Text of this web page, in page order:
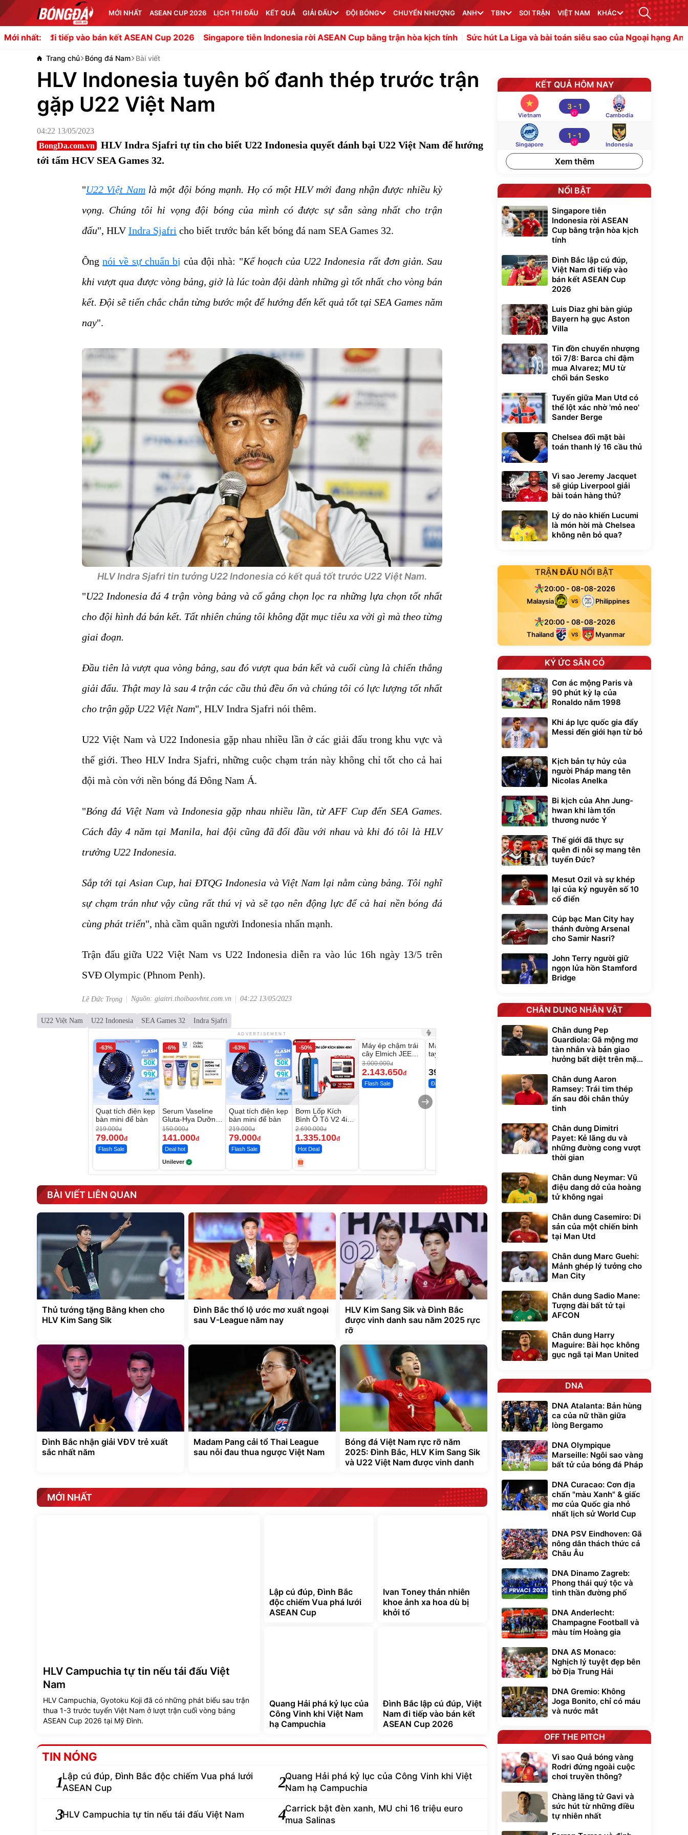
MỚI NHẤT ASEAN CUP 2026 LỊCH THI ĐẤU KẾT QUẢ GIẢI ĐẤU ĐỘI BÓNG CHUYỂN NHƯỢNG ANH TBN SOI TRẬN VIỆT NAM KHÁC
Mới nhất:
tiếp vào bán kết ASEAN Cup 2026 Singapore tiễn Indonesia rời ASEAN Cup bằng trận hòa kịch tính Sức hút La Liga và bài toán siêu sao của Ngoại hạng Anh Hụt
Trang chủ Bóng đá Nam Bài viết
HLV Indonesia tuyên bố đanh thép trước trận
gặp U22 Việt Nam
04:22 13/05/2023
BongDa.com.vn
HLV Indra Sjafri tự tin cho biết U22 Indonesia quyết đánh bại U22 Việt Nam để hướng
tới tấm HCV SEA Games 32.
"U22 Việt Namlà một đội bóng mạnh. Họ có một HLV mới đang nhận được nhiều kỳ
vọng. Chúng tôi hi vọng đội bóng của mình có được sự sẵn sàng nhất cho trận
đấu", HLVIndra Sjafri cho biết trước bán kết bóng đá nam SEA Games 32.
Ôngnói về sự chuẩn bị của đội nhà: "Kế hoạch của U22 Indonesia rất đơn giản. Sau
khi vượt qua được vòng bảng, giờ là lúc toàn đội dành những gì tốt nhất cho vòng bán
kết. Đội sẽ tiến chắc chắn từng bước một để hướng đến kết quả tốt tại SEA Games năm
nay".
HLV Indra Sjafri tin tưởng U22 Indonesia có kết quả tốt trước U22 Việt Nam.
"U22 Indonesia đá 4 trận vòng bảng và cố gắng chọn lọc ra những lựa chọn tốt nhất
cho đội hình đá bán kết. Tất nhiên chúng tôi không đặt mục tiêu xa vời gì mà theo từng
giai đoạn.
Đầu tiên là vượt qua vòng bảng, sau đó vượt qua bán kết và cuối cùng là chiến thắng
giải đấu. Thật may là sau 4 trận các cầu thủ đều ổn và chúng tôi có lực lượng tốt nhất
cho trận gặp U22 Việt Nam", HLV Indra Sjafri nói thêm.
U22 Việt Nam và U22 Indonesia gặp nhau nhiều lần ở các giải đấu trong khu vực và
thế giới. Theo HLV Indra Sjafri, những cuộc chạm trán này không chỉ tốt cho cả hai
đội mà còn với nền bóng đá Đông Nam Á.
"Bóng đá Việt Nam và Indonesia gặp nhau nhiều lần, từ AFF Cup đến SEA Games.
Cách đây 4 năm tại Manila, hai đội cũng đã đối đầu với nhau và khi đó tôi là HLV
trưởng U22 Indonesia.
Sắp tới tại Asian Cup, hai ĐTQG Indonesia và Việt Nam lại nằm cùng bảng. Tôi nghĩ
sự chạm trán như vậy cũng rất thú vị và sẽ tạo nên động lực để cả hai nền bóng đá
cùng phát triển", nhà cầm quân người Indonesia nhấn mạnh.
Trận đấu giữa U22 Việt Nam vs U22 Indonesia diễn ra vào lúc 16h ngày 13/5 trên
SVĐ Olympic (Phnom Penh).
Lê Đức Trọng Nguồn: giaitri.thoibaovhnt.com.vn 04:22 13/05/2023
U22 Việt Nam U22 Indonesia SEA Games 32 Indra Sjafri
ADVERTISEMENT
-63%
Quạt tích điện kẹp
bàn mini để bàn
219.000đ
79.000đ
Flash Sale
-6%
Serum Vaseline
Gluta-Hya Dưỡng
Da Sáng Mịn Sau
7 Ngày
150.000đ
141.000đ
Deal hot
Unilever
-63%
Quạt tích điện kẹp
bàn mini để bàn
219.000đ
79.000đ
Flash Sale
-50%
Bơm Lốp Kích
Bình Ô Tô V2 4in1
MEDICAR –
12.000mAh
2.690.000đ
1.335.100đ
Hot Deal
-28%
Máy ép chậm trái
cây Elmich JEE
1855OL
3.000.000đ
2.143.650đ
Flash Sale
Máy rửa xe cầm
tay xịt rửa cao áp
399.000
Đã bán nhiều
nhôm 03 lớp
392.000đ
325.000đ
Đã bán nhiều
Xe đạp điện trợ
gấp gọn bỏ cốp
tiện lợi
9.900.000đ
7.092.000đ
Đang xem nhiều
G-FORCE VIETNA
BÀI VIẾT LIÊN QUAN
Thủ tướng tặng Bằng khen cho
HLV Kim Sang Sik
Đình Bắc thổ lộ ước mơ xuất ngoại
sau V-League năm nay
HLV Kim Sang Sik và Đình Bắc
được vinh danh sau năm 2025 rực
rỡ
Đình Bắc nhận giải VĐV trẻ xuất
sắc nhất năm
Madam Pang cải tổ Thai League
sau nỗi đau thua ngược Việt Nam
Bóng đá Việt Nam rực rỡ năm
2025: Đình Bắc, HLV Kim Sang Sik
và U22 Việt Nam được vinh danh
MỚI NHẤT
HLV Campuchia tự tin nếu tái đấu Việt
Nam
HLV Campuchia, Gyotoku Koji đã có những phát biểu sau trận
thua 1-3 trước tuyển Việt Nam ở lượt trận cuối vòng bảng
ASEAN Cup 2026 tại Mỹ Đình.
Lập cú đúp, Đình Bắc
độc chiếm Vua phá lưới
ASEAN Cup
Ivan Toney thản nhiên
khoe ảnh xa hoa dù bị
khởi tố
Quang Hải phá kỷ lục của
Công Vinh khi Việt Nam
hạ Campuchia
Đình Bắc lập cú đúp, Việt
Nam đi tiếp vào bán kết
ASEAN Cup 2026
TIN NÓNG
1Lập cú đúp, Đình Bắc độc chiếm Vua phá lưới
ASEAN Cup
2Quang Hải phá kỷ lục của Công Vinh khi Việt
Nam hạ Campuchia
3HLV Campuchia tự tin nếu tái đấu Việt Nam 4Carrick bật đèn xanh, MU chi 16 triệu euro
mua Salinas
KẾT QUẢ HÔM NAY
Vietnam
3 - 1
KT Cambodia
Singapore
1 - 1
KT Indonesia
Xem thêm
NỔI BẬT
Singapore tiễn
Indonesia rời ASEAN
Cup bằng trận hòa kịch
tính
Đình Bắc lập cú đúp,
Việt Nam đi tiếp vào
bán kết ASEAN Cup
2026
Luis Diaz ghi bàn giúp
Bayern hạ gục Aston
Villa
Tin đồn chuyển nhượng
tối 7/8: Barca chi đậm
mua Alvarez; MU từ
chối bán Sesko
Tuyến giữa Man Utd có
thể lột xác nhờ 'mỏ neo'
Sander Berge
Chelsea đối mặt bài
toán thanh lý 16 cầu thủ
Vì sao Jeremy Jacquet
sẽ giúp Liverpool giải
bài toán hàng thủ?
Lý do nào khiến Lucumi
là món hời mà Chelsea
không nên bỏ qua?
TRẬN ĐẤU NỔI BẬT
20:00 - 08-08-2026
Malaysia VS Philippines
20:00 - 08-08-2026
Thailand VS Myanmar
KÝ ỨC SÂN CỎ
Cơn ác mộng Paris và
90 phút kỳ lạ của
Ronaldo năm 1998
Khi áp lực quốc gia đẩy
Messi đến giới hạn từ bỏ
Kịch bản tự hủy của
người Pháp mang tên
Nicolas Anelka
Bi kịch của Ahn Jung-
hwan khi làm tổn
thương nước Ý
Thế giới đã thực sự
quên đi nỗi sợ mang tên
tuyển Đức?
Mesut Ozil và sự khép
lại của kỷ nguyên số 10
cổ điển
Cúp bạc Man City hay
thánh đường Arsenal
cho Samir Nasri?
John Terry người giữ
ngọn lửa hồn Stamford
Bridge
CHÂN DUNG NHÂN VẬT
Chân dung Pep
Guardiola: Gã mộng mơ
tàn nhẫn và bản giao
hưởng bất diệt trên mặt
Chân dung Aaron
Ramsey: Trái tim thép
ẩn sau đôi chân thủy
tinh
Chân dung Dimitri
Payet: Kẻ lãng du và
những đường cong vượt
thời gian
Chân dung Neymar: Vũ
điệu dang dở của hoàng
tử không ngai
Chân dung Casemiro: Di
sản của một chiến binh
tại Man Utd
Chân dung Marc Guehi:
Mảnh ghép lý tưởng cho
Man City
Chân dung Sadio Mane:
Tượng đài bất tử tại
AFCON
Chân dung Harry
Maguire: Bài học không
gục ngã tại Man United
DNA
DNA Atalanta: Bản hùng
ca của nữ thần giữa
lòng Bergamo
DNA Olympique
Marseille: Ngôi sao vàng
bất tử của bóng đá Pháp
DNA Curacao: Cơn địa
chấn "màu Xanh" & giấc
mơ của Quốc gia nhỏ
nhất lịch sử World Cup
DNA PSV Eindhoven: Gã
nông dân thách thức cả
Châu Âu
DNA Dinamo Zagreb:
Phong thái quý tộc và
tinh thần đường phố
DNA Anderlecht:
Champagne Football và
màu tím Hoàng gia
DNA AS Monaco:
Nghịch lý tuyệt đẹp bên
bờ Địa Trung Hải
DNA Gremio: Không
Joga Bonito, chỉ có máu
và nước mắt
OFF THE PITCH
Vì sao Quả bóng vàng
Rodri đứng ngoài cuộc
chơi truyền thông?
Chàng lãng tử Gavi và
sức hút từ những điều
tự nhiên nhất